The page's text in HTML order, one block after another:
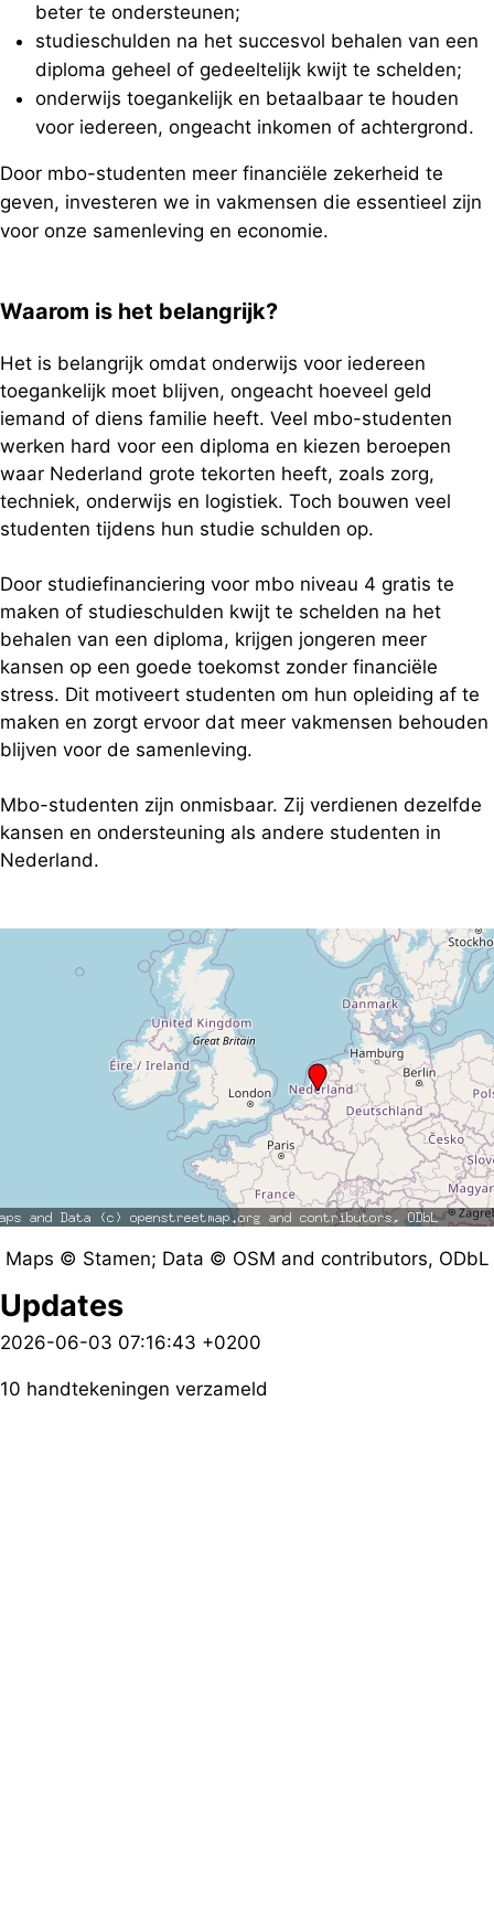
beter te ondersteunen;
studieschulden na het succesvol behalen van een
diploma geheel of gedeeltelijk kwijt te schelden;
onderwijs toegankelijk en betaalbaar te houden
voor iedereen, ongeacht inkomen of achtergrond.
Door mbo-studenten meer financiële zekerheid te
geven, investeren we in vakmensen die essentieel zijn
voor onze samenleving en economie.
Waarom is het belangrijk?
Het is belangrijk omdat onderwijs voor iedereen
toegankelijk moet blijven, ongeacht hoeveel geld
iemand of diens familie heeft. Veel mbo-studenten
werken hard voor een diploma en kiezen beroepen
waar Nederland grote tekorten heeft, zoals zorg,
techniek, onderwijs en logistiek. Toch bouwen veel
studenten tijdens hun studie schulden op.
Door studiefinanciering voor mbo niveau 4 gratis te
maken of studieschulden kwijt te schelden na het
behalen van een diploma, krijgen jongeren meer
kansen op een goede toekomst zonder financiële
stress. Dit motiveert studenten om hun opleiding af te
maken en zorgt ervoor dat meer vakmensen behouden
blijven voor de samenleving.
Mbo-studenten zijn onmisbaar. Zij verdienen dezelfde
kansen en ondersteuning als andere studenten in
Nederland.
Maps © Stamen; Data © OSM and contributors, ODbL
Updates
2026-06-03 07:16:43 +0200
10 handtekeningen verzameld